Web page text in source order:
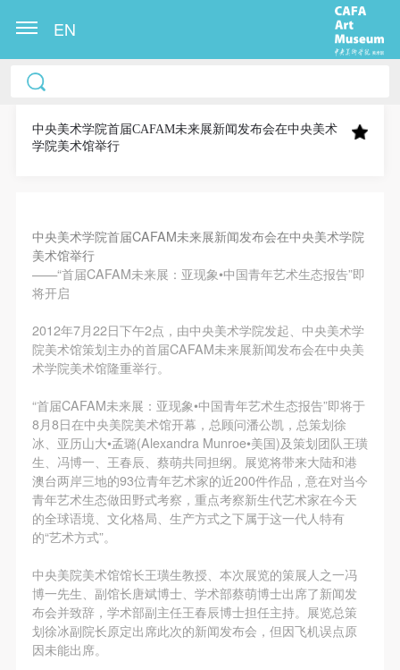
EN
中央美术学院首届CAFAM未来展新闻发布会在中央美术
学院美术馆举行
中央美术学院首届CAFAM未来展新闻发布会在中央美术学院
美术馆举行
——“首届CAFAM未来展：亚现象•中国青年艺术生态报告”即
将开启
2012年7月22日下午2点，由中央美术学院发起、中央美术学
院美术馆策划主办的首届CAFAM未来展新闻发布会在中央美
术学院美术馆隆重举行。
“首届CAFAM未来展：亚现象•中国青年艺术生态报告”即将于
8月8日在中央美院美术馆开幕，总顾问潘公凯，总策划徐
冰、亚历山大•孟璐(Alexandra Munroe•美国)及策划团队王璜
生、冯博一、王春辰、蔡萌共同担纲。展览将带来大陆和港
澳台两岸三地的93位青年艺术家的近200件作品，意在对当今
青年艺术生态做田野式考察，重点考察新生代艺术家在今天
的全球语境、文化格局、生产方式之下属于这一代人特有
的“艺术方式”。
中央美院美术馆馆长王璜生教授、本次展览的策展人之一冯
博一先生、副馆长唐斌博士、学术部蔡萌博士出席了新闻发
布会并致辞，学术部副主任王春辰博士担任主持。展览总策
划徐冰副院长原定出席此次的新闻发布会，但因飞机误点原
因未能出席。
中央美术学院美术馆出版授权协议书
称“CAFAM”），愿意将本人参与中央美术学院美术馆
公共教育部组织的公益性活动（包括美术馆会员活
作发表、出版。中央美术学院可以以电子、网络及其
它数字媒体形式公开出版，并同意编入《中国知识资
源总库》《中央美术学院资料库》《中央美术学院美
术馆资料库》等相关资料、文献、档案机构和平台，
在中央美术学院中使用和在互联网上传播，同意按相
关“章程”规定享受相关权益。
中央美术学院美术馆活动安全免责协议书
第一条
本次活动公平公正、自愿参加与退出、风险与责任自
负的原则。但活动有风险，参加者应有必要的风险意
识。
第二条
参加本次活动者必须遵守中华人民共和国的相关法
备以人为本、团结友爱、互相帮助和助人为乐的良好
品质。
第三条
参加本次活动人员应该是成年人（具有完全民事行为
中央美术学院美术馆出版授权协议书
称“CAFAM”），愿意将本人参与中央美术学院美术馆
公共教育部组织的公益性活动（包括美术馆会员活
作发表、出版。中央美术学院可以以电子、网络及其
它数字媒体形式公开出版，并同意编入《中国知识资
源总库》《中央美术学院资料库》《中央美术学院美
术馆资料库》等相关资料、文献、档案机构和平台，
在中央美术学院中使用和在互联网上传播，同意按相
关“章程”规定享受相关权益。
中央美术学院美术馆活动安全免责协议书
第一条
本次活动公平公正、自愿参加与退出、风险与责任自
负的原则。但活动有风险，参加者应有必要的风险意
识。
第二条
参加本次活动者必须遵守中华人民共和国的相关法
备以人为本、团结友爱、互相帮助和助人为乐的良好
品质。
第三条
参加本次活动人员应该是成年人（具有完全民事行为
中央美术学院美术馆出版授权协议书
称“CAFAM”），愿意将本人参与中央美术学院美术馆
公共教育部组织的公益性活动（包括美术馆会员活
作发表、出版。中央美术学院可以以电子、网络及其
它数字媒体形式公开出版，并同意编入《中国知识资
源总库》《中央美术学院资料库》《中央美术学院美
术馆资料库》等相关资料、文献、档案机构和平台，
在中央美术学院中使用和在互联网上传播，同意按相
关“章程”规定享受相关权益。
中央美术学院美术馆活动安全免责协议书
第一条
本次活动公平公正、自愿参加与退出、风险与责任自
负的原则。但活动有风险，参加者应有必要的风险意
识。
第二条
参加本次活动者必须遵守中华人民共和国的相关法
备以人为本、团结友爱、互相帮助和助人为乐的良好
品质。
第三条
参加本次活动人员应该是成年人（具有完全民事行为